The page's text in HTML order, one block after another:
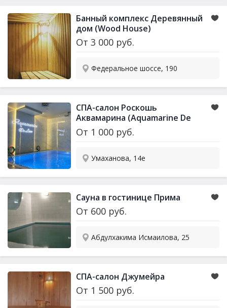
Банный комплекс Деревянный
дом (Wood House)
От3 000 руб.
Федеральное шоссе, 190
СПА-салон Роскошь
Аквамарина (Aquamarine De
Luxe)
От 1 000 руб.
Умаханова, 14е
Сауна в гостинице Прима
От 600 руб.
Абдулхакима Исмаилова, 25
СПА-салон Джумейра
От 1 500 руб.